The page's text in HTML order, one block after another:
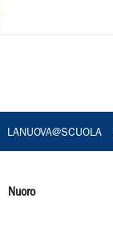
LANUOVA@SCUOLA
Nuoro